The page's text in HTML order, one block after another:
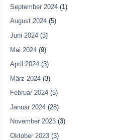
September 2024(1)
August 2024(5)
Juni 2024(3)
Mai 2024(9)
April 2024(3)
März 2024(3)
Februar 2024(5)
Januar 2024(28)
November 2023(3)
Oktober 2023(3)